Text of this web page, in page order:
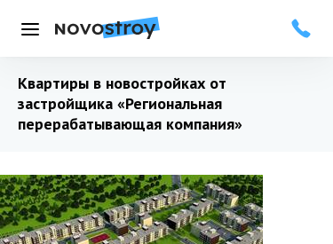
Меню
Квартиры в новостройках от
застройщика «Региональная
перерабатывающая компания»